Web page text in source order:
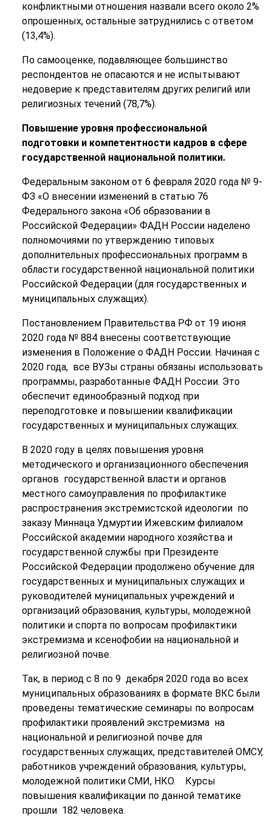
конфликтными отношения назвали всего около 2%
опрошенных, остальные затруднились с ответом
(13,4%).
По самооценке, подавляющее большинство
респондентов не опасаются и не испытывают
недоверие к представителям других религий или
религиозных течений (78,7%).
Повышение уровня профессиональной
подготовки и компетентности кадров в сфере
государственной национальной политики.
Федеральным законом от 6 февраля 2020 года № 9-
ФЗ «О внесении изменений в статью 76
Федерального закона «Об образовании в
Российской Федерации» ФАДН России наделено
полномочиями по утверждению типовых
дополнительных профессиональных программ в
области государственной национальной политики
Российской Федерации (для государственных и
муниципальных служащих).
Постановлением Правительства РФ от 19 июня
2020 года № 884 внесены соответствующие
изменения в Положение о ФАДН России. Начиная с
2020 года, все ВУЗы страны обязаны использовать
программы, разработанные ФАДН России. Это
обеспечит единообразный подход при
переподготовке и повышении квалификации
государственных и муниципальных служащих.
В 2020 году в целях повышения уровня
методического и организационного обеспечения
органов государственной власти и органов
местного самоуправления по профилактике
распространения экстремистской идеологии по
заказу Миннаца Удмуртии Ижевским филиалом
Российской академии народного хозяйства и
государственной службы при Президенте
Российской Федерации продолжено обучение для
государственных и муниципальных служащих и
руководителей муниципальных учреждений и
организаций образования, культуры, молодежной
политики и спорта по вопросам профилактики
экстремизма и ксенофобии на национальной и
религиозной почве.
Так, в период с 8 по 9 декабря 2020 года во всех
муниципальных образованиях в формате ВКС были
проведены тематические семинары по вопросам
профилактики проявлений экстремизма на
национальной и религиозной почве для
государственных служащих, представителей ОМСУ,
работников учреждений образования, культуры,
молодежной политики СМИ, НКО. Курсы
повышения квалификации по данной тематике
прошли 182 человека.